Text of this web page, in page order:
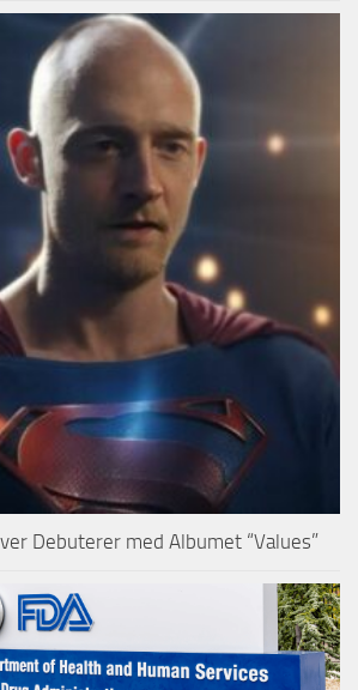
Debuterer med Albumet “Values”